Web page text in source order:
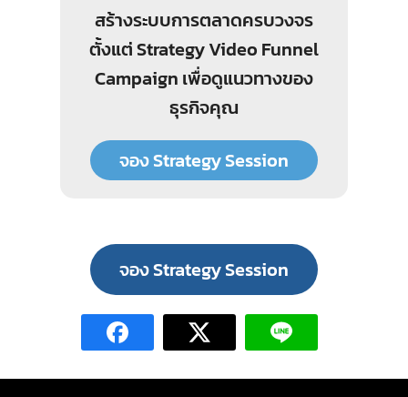
สร้างระบบการตลาดครบวงจร
ตั้งแต่ Strategy Video Funnel
Campaign เพื่อดูแนวทางของ
ธุรกิจคุณ
จอง Strategy Session
จอง Strategy Session